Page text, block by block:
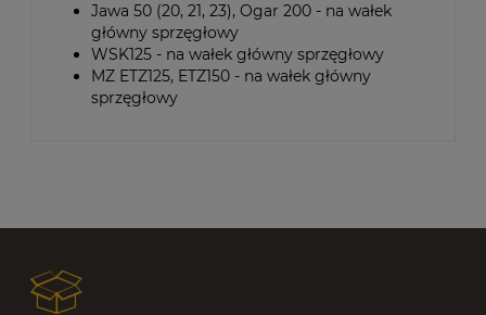
Jawa 50 (20, 21, 23), Ogar 200 - na wałek
główny sprzęgłowy
WSK125 - na wałek główny sprzęgłowy
MZ ETZ125, ETZ150 - na wałek główny
sprzęgłowy